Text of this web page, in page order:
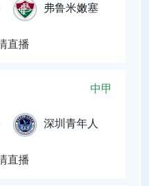
弗鲁米嫩塞
直播
中甲
深圳青年人
直播